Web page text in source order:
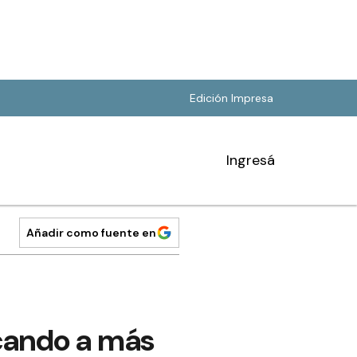
Edición Impresa
Ingresá
Añadir como fuente en
a más